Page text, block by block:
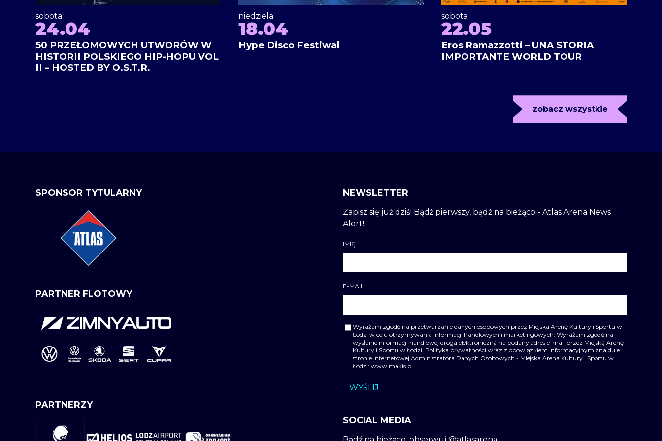
sobota
24.04
50 PRZEŁOMOWYCH UTWORÓW W
HISTORII POLSKIEGO HIP-HOPU VOL
II – HOSTED BY O.S.T.R.
niedziela
18.04
Hype Disco Festiwal
sobota
22.05
Eros Ramazzotti – UNA STORIA
IMPORTANTE WORLD TOUR
zobacz wszystkie
SPONSOR TYTULARNY
PARTNER FLOTOWY
PARTNERZY
NEWSLETTER
Zapisz się już dziś! Bądź pierwszy, bądź na bieżąco - Atlas Arena News
Alert!
IMIĘ
E-MAIL
Wyrażam zgodę na przetwarzanie danych osobowych przez Miejska Arenę Kultury i Sportu w
Łodzi w celu otrzymywania informacji handlowych i marketingowych. Wyrażam zgodę na
wysłanie informacji handlowej drogą elektroniczną na podany adres e-mail przez Miejską Arenę
Kultury i Sportu w Łodzi. Polityka prywatności wraz z obowiązkiem informacyjnym znajduje
stronie internetowej Administratora Danych Osobowych - Miejska Arena Kultury i Sportu w
Łodzi: www.makis.pl
SOCIAL MEDIA